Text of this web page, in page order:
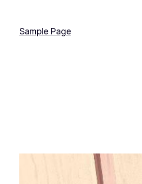
Sample Page